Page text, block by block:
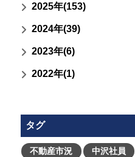
2025年(153)
2024年(39)
2023年(6)
2022年(1)
タグ
不動産市況 中沢社員